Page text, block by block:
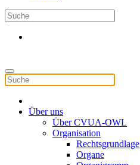
Über uns
Über CVUA-OWL
Organisation
Rechtsgrundlage
Organe